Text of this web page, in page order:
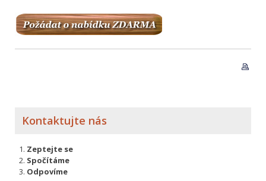
Kontaktujte nás
Zeptejte se
Spočítáme
Odpovíme